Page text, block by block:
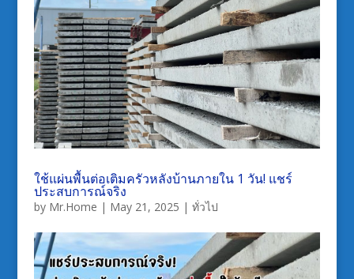
ใช้แผ่นพื้นต่อเติมครัวหลังบ้านภายใน 1 วัน! แชร์
ประสบการณ์จริง
by Mr.Home | May 21, 2025 | ทั่วไป